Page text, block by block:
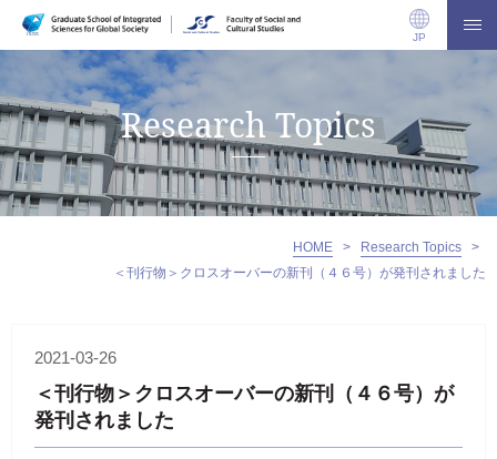
JP
Research Topics
HOME > Research Topics
>
＜刊行物＞クロスオーバーの新刊（４６号）が発刊されました
2021-03-26
＜刊行物＞クロスオーバーの新刊（４６号）が
発刊されました